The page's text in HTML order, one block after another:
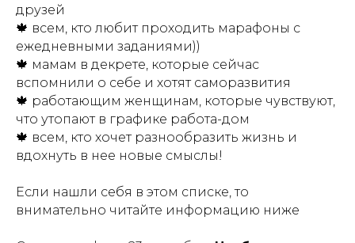
друзей
🍁 всем, кто любит проходить марафоны с
ежедневными заданиями))
🍁 мамам в декрете, которые сейчас
вспомнили о себе и хотят саморазвития
🍁 работающим женщинам, которые чувствуют,
что утопают в графике работа-дом
🍁 всем, кто хочет разнообразить жизнь и
вдохнуть в нее новые смыслы!
Если нашли себя в этом списке, то
внимательно читайте информацию ниже